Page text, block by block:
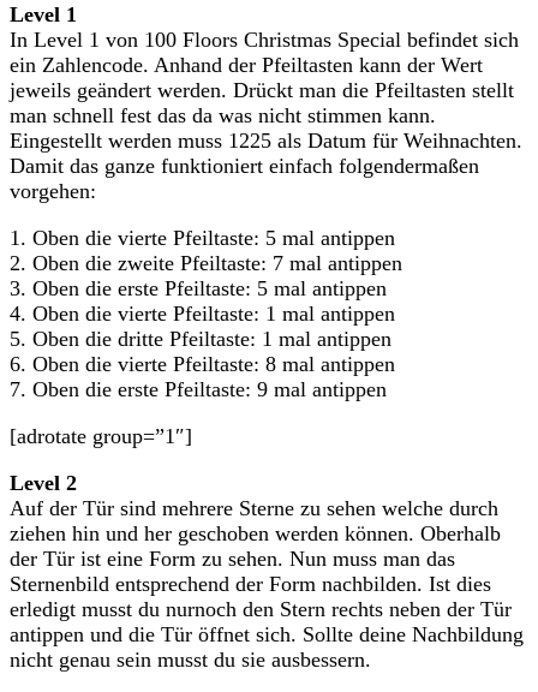
Level 1
In Level 1 von 100 Floors Christmas Special befindet sich
ein Zahlencode. Anhand der Pfeiltasten kann der Wert
jeweils geändert werden. Drückt man die Pfeiltasten stellt
man schnell fest das da was nicht stimmen kann.
Eingestellt werden muss 1225 als Datum für Weihnachten.
Damit das ganze funktioniert einfach folgendermaßen
vorgehen:
1. Oben die vierte Pfeiltaste: 5 mal antippen
2. Oben die zweite Pfeiltaste: 7 mal antippen
3. Oben die erste Pfeiltaste: 5 mal antippen
4. Oben die vierte Pfeiltaste: 1 mal antippen
5. Oben die dritte Pfeiltaste: 1 mal antippen
6. Oben die vierte Pfeiltaste: 8 mal antippen
7. Oben die erste Pfeiltaste: 9 mal antippen
[adrotate group=”1″]
Level 2
Auf der Tür sind mehrere Sterne zu sehen welche durch
ziehen hin und her geschoben werden können. Oberhalb
der Tür ist eine Form zu sehen. Nun muss man das
Sternenbild entsprechend der Form nachbilden. Ist dies
erledigt musst du nurnoch den Stern rechts neben der Tür
antippen und die Tür öffnet sich. Sollte deine Nachbildung
nicht genau sein musst du sie ausbessern.